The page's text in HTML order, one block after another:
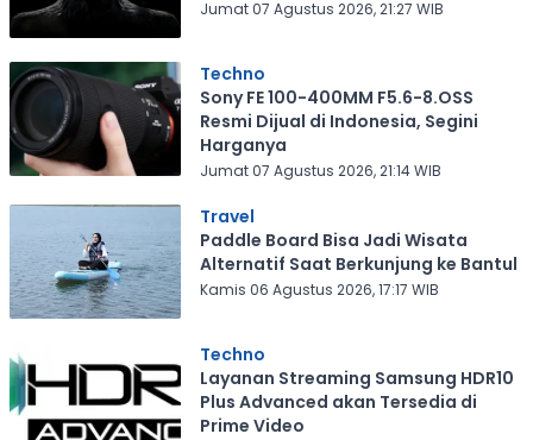
Jumat 07 Agustus 2026, 21:27 WIB
Techno
Sony FE 100-400MM F5.6-8.OSS
Resmi Dijual di Indonesia, Segini
Harganya
Jumat 07 Agustus 2026, 21:14 WIB
Travel
Paddle Board Bisa Jadi Wisata
Alternatif Saat Berkunjung ke Bantul
Kamis 06 Agustus 2026, 17:17 WIB
Techno
Layanan Streaming Samsung HDR10
Plus Advanced akan Tersedia di
Prime Video